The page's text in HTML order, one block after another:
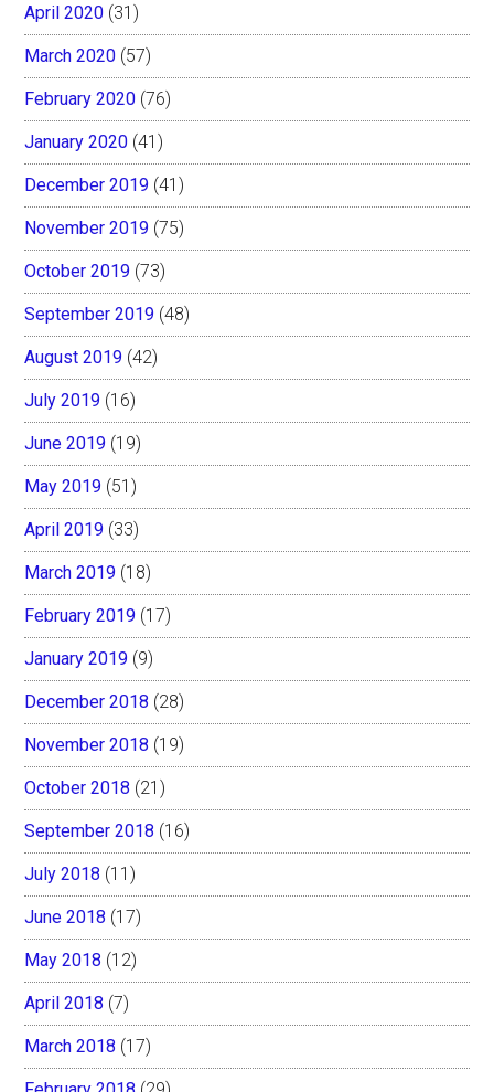
April 2020 (31)
March 2020 (57)
February 2020 (76)
January 2020 (41)
December 2019 (41)
November 2019 (75)
October 2019 (73)
September 2019 (48)
August 2019 (42)
July 2019 (16)
June 2019 (19)
May 2019 (51)
April 2019 (33)
March 2019 (18)
February 2019 (17)
January 2019 (9)
December 2018 (28)
November 2018 (19)
October 2018 (21)
September 2018 (16)
July 2018 (11)
June 2018 (17)
May 2018 (12)
April 2018 (7)
March 2018 (17)